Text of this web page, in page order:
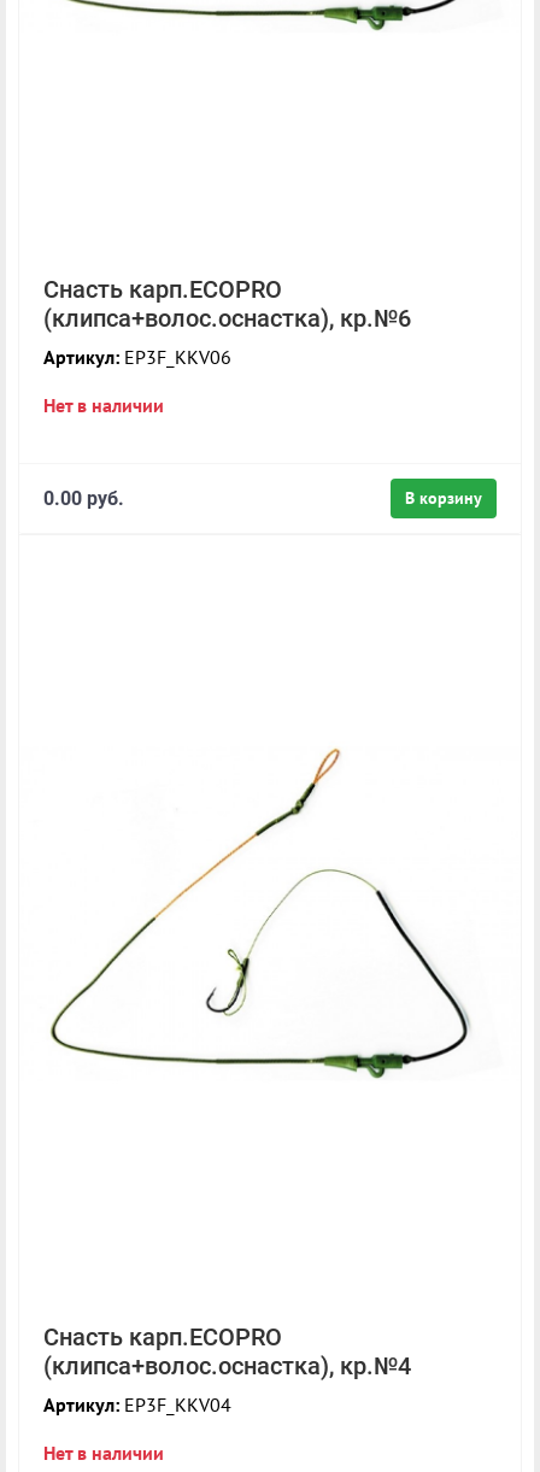
Снасть карп.ECOPRO
(клипса+волос.оснастка), кр.№6
Артикул: EP3F_KKV06
Нет в наличии
В корзину
0.00 руб.
Снасть карп.ECOPRO
(клипса+волос.оснастка), кр.№4
Артикул: EP3F_KKV04
Нет в наличии